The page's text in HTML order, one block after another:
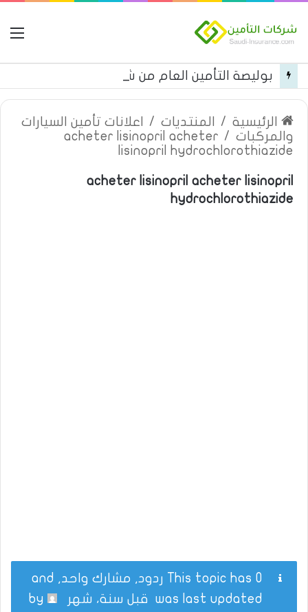
الرئيسية / المنتديات /
اعلانات تأمين السيارات
والمركبات /
acheter lisinopril acheter
lisinopril hydrochlorothiazide
acheter lisinopril acheter lisinopril
hydrochlorothiazide
This topic has 0 ردود, مشارك واحد, and
was last updated قبل سنة، شهر